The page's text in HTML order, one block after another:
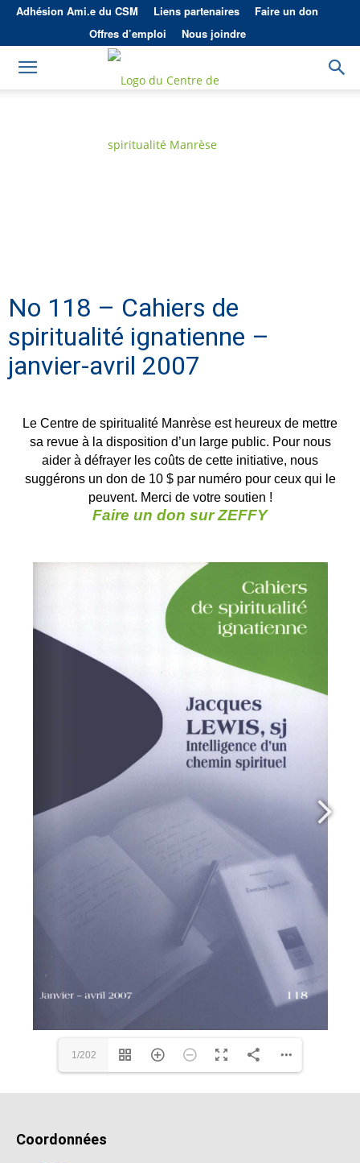
Adhésion Ami.e du CSM Liens partenaires
Faire un don
Offres d’emploi
Nous joindre
No 118 – Cahiers de
spiritualité ignatienne –
janvier-avril 2007
Le Centre de spiritualité Manrèse est heureux de mettre
sa revue à la disposition d’un large public. Pour nous
aider à défrayer les coûts de cette initiative, nous
suggérons un don de 10 $ par numéro pour ceux qui le
peuvent. Merci de votre soutien !
Faire un don sur ZEFFY
1/202
Coordonnées